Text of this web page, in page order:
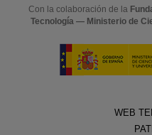
Con la colaboración de la
Tecnología — Ministerio de
WEB